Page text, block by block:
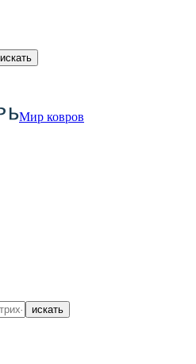
искать
Мир ковров
искать